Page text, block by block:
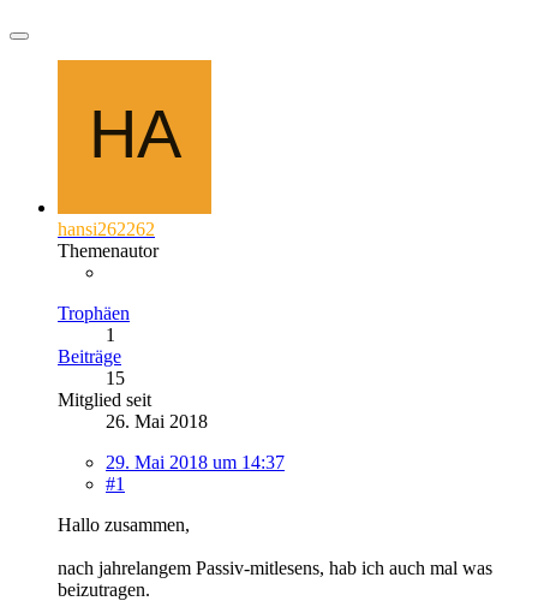
hansi262262
Themenautor
Trophäen
1
Beiträge
15
Mitglied seit
26. Mai 2018
29. Mai 2018 um 14:37
#1
Hallo zusammen,
nach jahrelangem Passiv-mitlesens, hab ich auch mal was
beizutragen.